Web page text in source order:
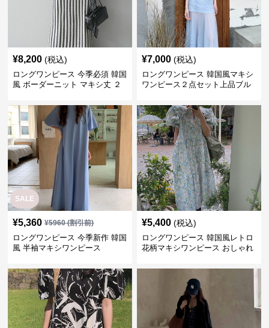
¥8,200 (税込)
ロングワンピース 今季必須 韓国
風 ボーダーニット マキシ丈 ２
¥7,000 (税込)
ロングワンピース 韓国風マキシ
ワンピース２点セット上品ブル
SALE
¥5,360 ¥5960(割引前)
ロングワンピース 今季新作 韓国
風 半袖マキシワンピース
¥5,400 (税込)
ロングワンピース 韓国風レトロ
花柄マキシワンピース おしゃれ